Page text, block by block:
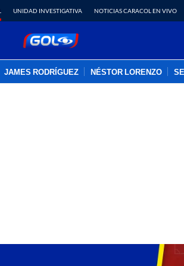
UNIDAD INVESTIGATIVA NOTICIAS CARACOL EN VIVO
JAMES RODRÍGUEZ NÉSTOR LORENZO